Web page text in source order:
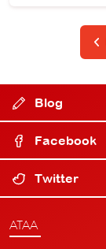
Blog
Facebook
Twitter
ATAA